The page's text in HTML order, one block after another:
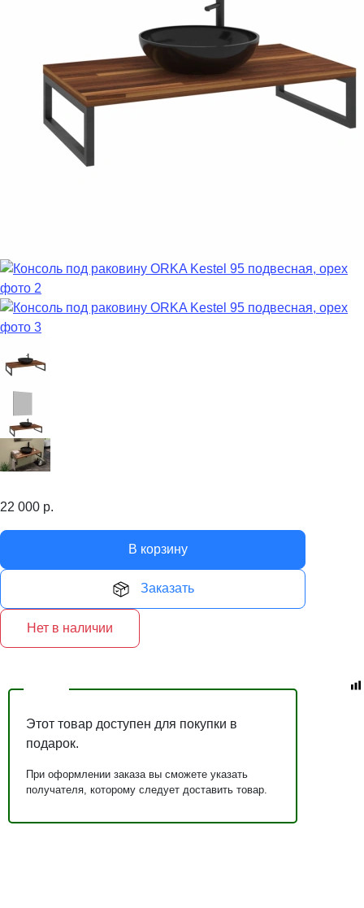
22 000 р.
В корзину
Заказать
Нет в наличии
Этот товар доступен для покупки в
подарок.
При оформлении заказа вы сможете указать
получателя, которому следует доставить товар.